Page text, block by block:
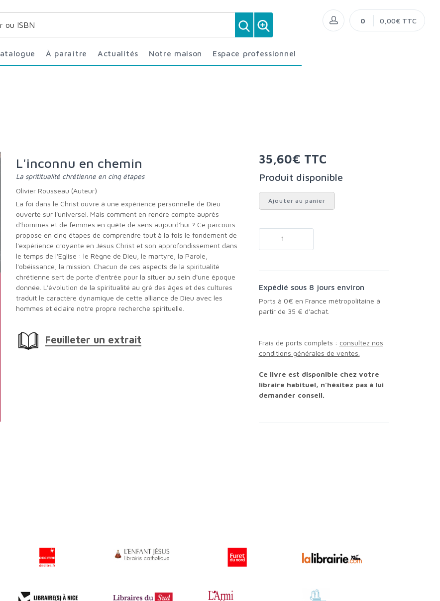
Catalogue À paraître Actualités Notre maison Espace professionnel
0 0,00€ TTC
L'inconnu en chemin
La sprititualité chrétienne en cinq étapes
Olivier Rousseau (Auteur)
La foi dans le Christ ouvre à une expérience personnelle de Dieu
ouverte sur l'universel. Mais comment en rendre compte auprès
d'hommes et de femmes en quête de sens aujourd'hui ? Ce parcours
propose en cinq étapes de comprendre tout à la fois le fondement de
l'expérience croyante en Jésus Christ et son approfondissement dans
le temps de l'Eglise : le Règne de Dieu, le martyre, la Parole,
l'obéissance, la mission. Chacun de ces aspects de la spiritualité
chrétienne sert de porte d'entrée pour la situer au sein d'une époque
donnée. L'évolution de la spiritualité au gré des âges et des cultures
traduit le caractère dynamique de cette alliance de Dieu avec les
hommes et éclaire notre propre recherche spirituelle.
Feuilleter un extrait
35,60€ TTC
Produit disponible
Ajouter au panier
Expédié sous 8 jours environ
Ports à 0€ en France métropolitaine à
partir de 35 € d'achat.
Frais de ports complets : consultez nos
conditions générales de ventes.
Ce livre est disponible chez votre
libraire habituel, n'hésitez pas à lui
demander conseil.